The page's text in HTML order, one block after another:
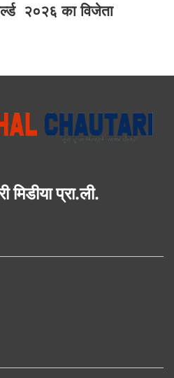
२०२६ का विजेता
मिडीया प्रा.ली.